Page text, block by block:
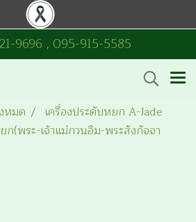
9696 , 095-915-5585
หมด
เครื่องประดับหยก A-Jade
(พระ-เจ้าแม่กวนอิม-พระสังกัจจา